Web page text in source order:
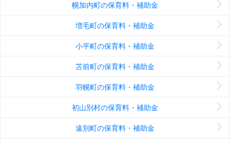
幌加内町の保育料・補助金
増毛町の保育料・補助金
小平町の保育料・補助金
苫前町の保育料・補助金
羽幌町の保育料・補助金
初山別村の保育料・補助金
遠別町の保育料・補助金